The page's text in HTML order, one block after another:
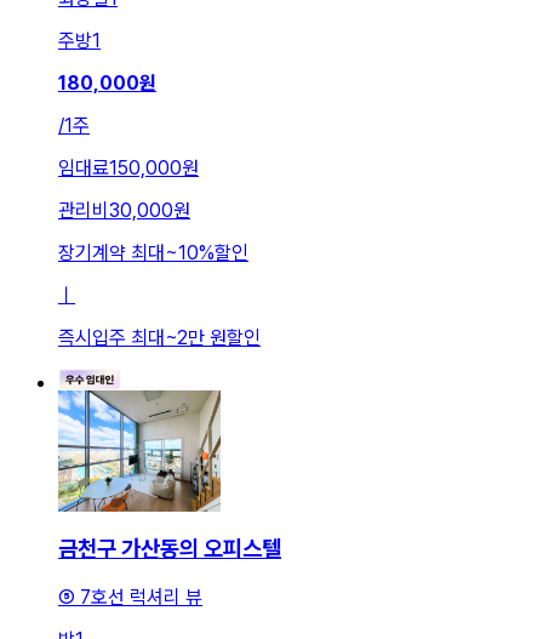
주방1
180,000원
/1주
임대료150,000원
관리비 30,000원
장기계약 최대 ~10%할인
즉시입주 최대 ~2만 원할인
금천구 가산동의 오피스텔
⑤ 7호선 럭셔리 뷰